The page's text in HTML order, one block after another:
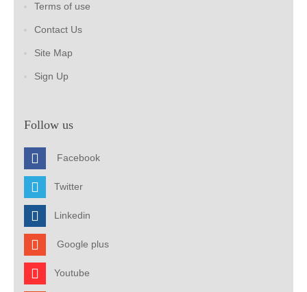
Terms of use
Contact Us
Site Map
Sign Up
Follow us
Facebook
Twitter
Linkedin
Google plus
Youtube